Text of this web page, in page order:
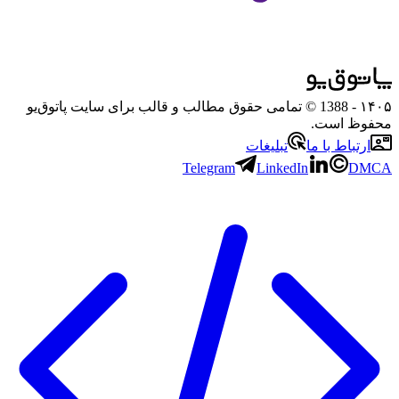
۱۴۰۵
- 1388 © تمامی حقوق مطالب و قالب برای سایت پاتوق‌یو
محفوظ است.
ارتباط با ما
تبلیغات
Telegram
LinkedIn DMCA